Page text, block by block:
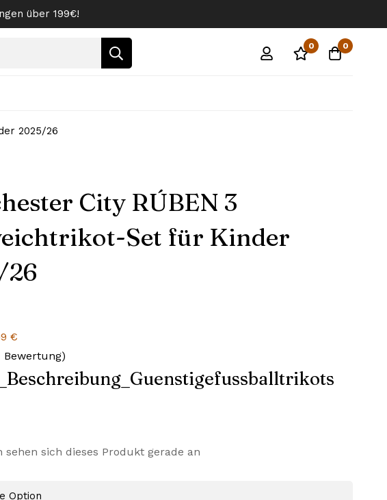
über 199€!
0 0
2025/26
City RÚBEN 3
Set für Kinder
26
€
Preis
ist:
Bewertung)
sehen sich dieses Produkt gerade an